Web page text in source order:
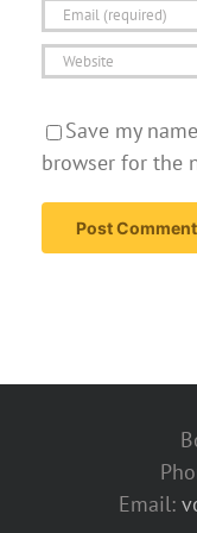
Save my
browser for the
Email: